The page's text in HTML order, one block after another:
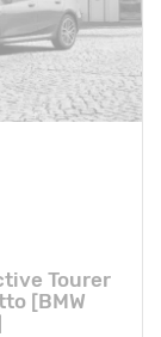
Tourer
[BMW